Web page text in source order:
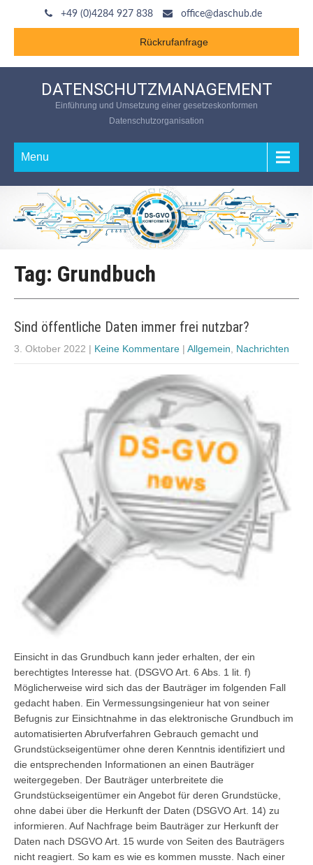
+49 (0)4284 927 838 office@daschub.de
Rückrufanfrage
DATENSCHUTZMANAGEMENT
Einführung und Umsetzung einer gesetzeskonformen
Datenschutzorganisation
Menu
Tag: Grundbuch
Sind öffentliche Daten immer frei nutzbar?
3. Oktober 2022 | Keine Kommentare | Allgemein Nachrichten
Einsicht in das Grundbuch kann jeder erhalten, der ein
berechtigtes Interesse hat. (DSGVO Art. 6 Abs. 1 lit. f)
Möglicherweise wird sich das der Bauträger im folgenden Fall
gedacht haben. Ein Vermessungsingenieur hat von seiner
Befugnis zur Einsichtnahme in das elektronische Grundbuch im
automatisierten Abrufverfahren Gebrauch gemacht und
Grundstückseigentümer ohne deren Kenntnis identifiziert und
die entsprechenden Informationen an einen Bauträger
weitergegeben. Der Bauträger unterbreitete die
Grundstückseigentümer ein Angebot für deren Grundstücke,
ohne dabei über die Herkunft der Daten (DSGVO Art. 14) zu
informieren. Auf Nachfrage beim Bauträger zur Herkunft der
Daten nach DSGVO Art. 15 wurde von Seiten des Bauträgers
nicht reagiert. So kam es wie es kommen musste. Nach einer